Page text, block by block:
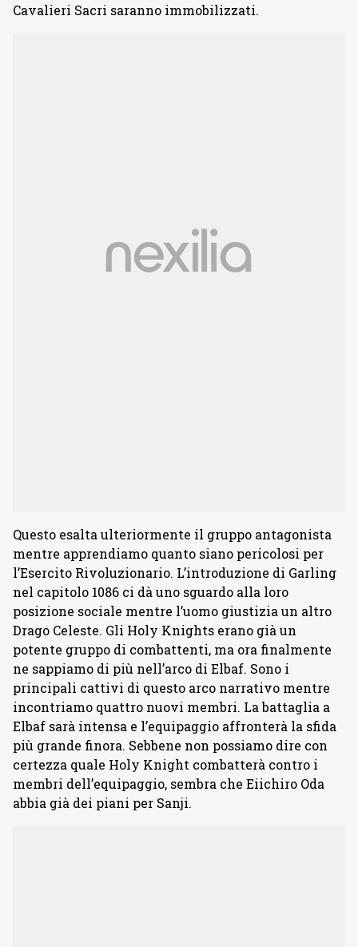
Cavalieri Sacri saranno immobilizzati.
Questo esalta ulteriormente il gruppo antagonista
mentre apprendiamo quanto siano pericolosi per
l’Esercito Rivoluzionario. L’introduzione di Garling
nel capitolo 1086 ci dà uno sguardo alla loro
posizione sociale mentre l’uomo giustizia un altro
Drago Celeste. Gli Holy Knights erano già un
potente gruppo di combattenti, ma ora finalmente
ne sappiamo di più nell’arco di Elbaf. Sono i
principali cattivi di questo arco narrativo mentre
incontriamo quattro nuovi membri. La battaglia a
Elbaf sarà intensa e l’equipaggio affronterà la sfida
più grande finora. Sebbene non possiamo dire con
certezza quale Holy Knight combatterà contro i
membri dell’equipaggio, sembra che Eiichiro Oda
abbia già dei piani per Sanji.